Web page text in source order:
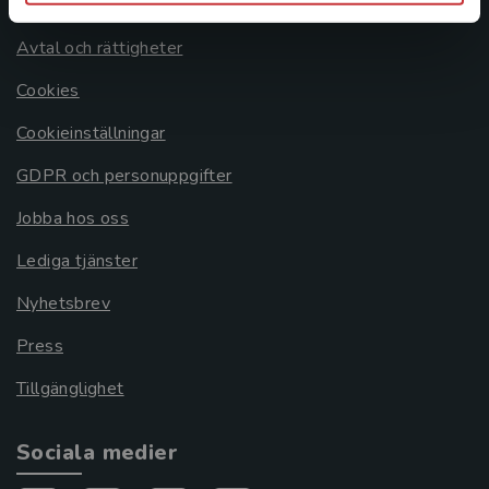
Om oss
Avtal och rättigheter
Cookies
Cookieinställningar
GDPR och personuppgifter
Jobba hos oss
Lediga tjänster
Nyhetsbrev
Press
Tillgänglighet
Sociala medier